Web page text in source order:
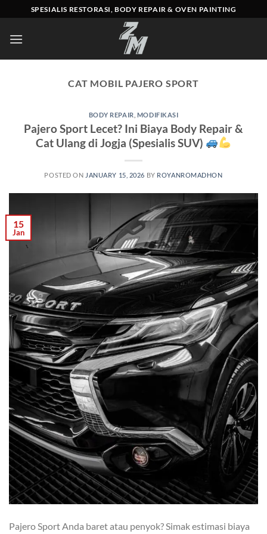
to
content
SPESIALIS RESTORASI, BODY REPAIR & OVEN PAINTING
CAT MOBIL PAJERO SPORT
BODY REPAIR MODIFIKASI
Pajero Sport Lecet? Ini Biaya Body Repair &
Cat Ulang di Jogja (Spesialis SUV)
POSTED ON JANUARY 15, 2026 BY ROYANROMADHON
15
Jan
Pajero Sport Anda baret atau penyok? Simak estimasi biaya